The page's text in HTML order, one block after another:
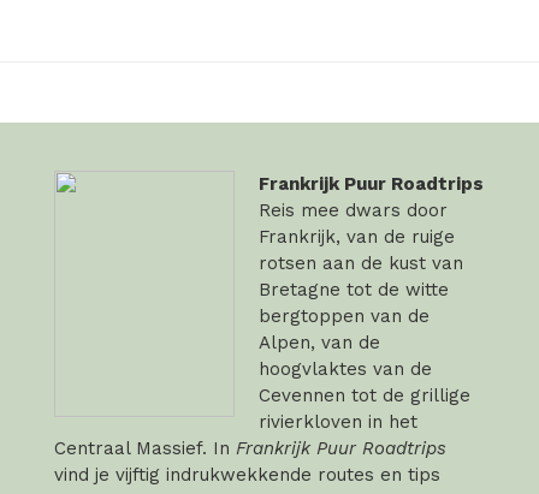
Frankrijk Puur Roadtrips
Reis mee dwars door
Frankrijk, van de ruige
rotsen aan de kust van
Bretagne tot de witte
bergtoppen van de
Alpen, van de
hoogvlaktes van de
Cevennen tot de grillige
rivierkloven in het
Centraal Massief. In Frankrijk Puur Roadtrips
vind je vijftig indrukwekkende routes en tips